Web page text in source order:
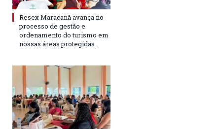
Resex Maracanã avança no
processo de gestão e
ordenamento do turismo em
nossas áreas protegidas.